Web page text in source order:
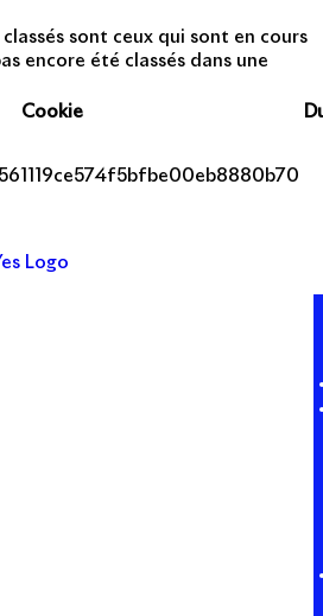
sont ceux qui sont en cours
encore été classés dans une
Cookie